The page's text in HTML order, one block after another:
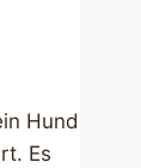
Hund
Es